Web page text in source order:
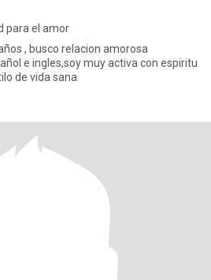
para el amor
, busco relacion amorosa
e ingles,soy muy activa con espiritu
de vida sana